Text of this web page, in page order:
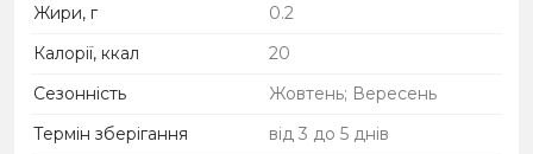
Жири, г
0.2
Калорії, ккал
20
Сезонність
Жовтень; Вересень
Термін зберігання
від 3 до 5 днів